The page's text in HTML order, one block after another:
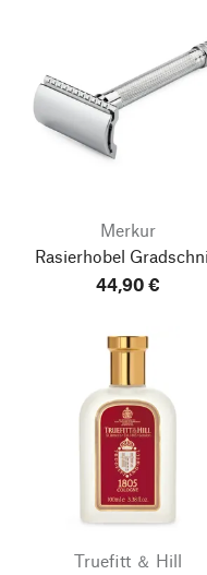
Merkur
Rasierhobel
44,90 €
Truefitt ＆ Hill